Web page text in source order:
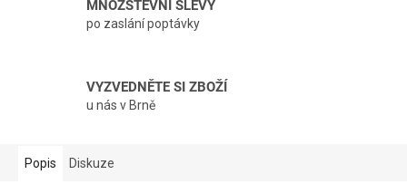
MNOŽSTEVNÍ SLEVY
po zaslání poptávky
VYZVEDNĚTE SI ZBOŽÍ
u nás v Brně
Popis Diskuze